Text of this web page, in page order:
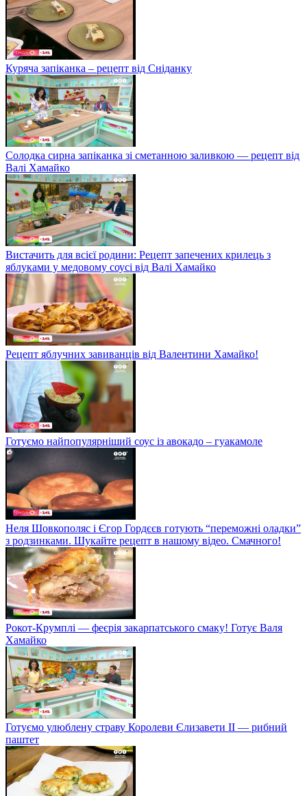
Куряча запіканка – рецепт від Сніданку
Солодка сирна запіканка зі сметанною заливкою — рецепт від
Валі Хамайко
Вистачить для всієї родини: Рецепт запечених крилець з
яблуками у медовому соусі від Валі Хамайко
Рецепт яблучних завиванців від Валентини Хамайко!
Готуємо найпопулярніший соус із авокадо – гуакамоле
Неля Шовкополяс і Єгор Гордєєв готують “переможні оладки”
з родзинками. Шукайте рецепт в нашому відео. Смачного!
Рокот-Крумплі — феєрія закарпатського смаку! Готує Валя
Хамайко
Готуємо улюблену страву Королеви Єлизавети II — рибний
паштет